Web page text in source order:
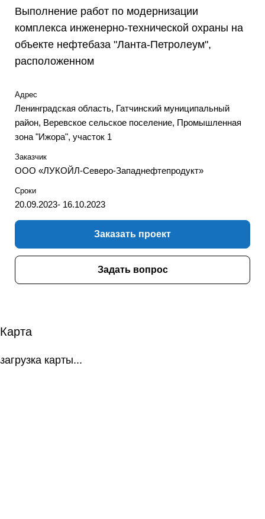
Выполнение работ по модернизации
комплекса инженерно-технической охраны на
объекте нефтебаза "Ланта-Петролеум",
расположенном
Адрес
Ленинградская область, Гатчинский муниципальный
район, Веревское сельское поселение, Промышленная
зона "Ижора", участок 1
Заказчик
ООО «ЛУКОЙЛ-Северо-Западнефтепродукт»
Сроки
20.09.2023- 16.10.2023
Заказать проект
Задать вопрос
Карта
загрузка карты...